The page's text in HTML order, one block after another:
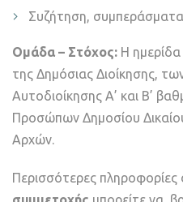
Συζήτηση,
Ομάδα – Στόχος: Η
της Δημόσιας Διοίκησης,
Αυτοδιοίκησης Α’ και Β’
Προσώπων Δημοσίου
Αρχών.
Περισσότερες πληροφορίες